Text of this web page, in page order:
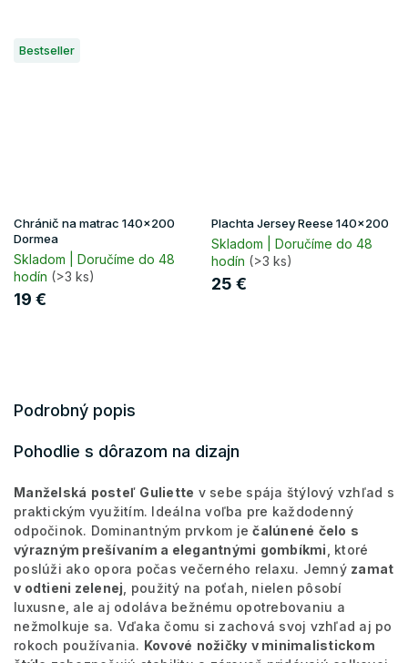
Bestseller
Chránič na matrac 140x200
Dormea
Skladom | Doručíme do 48
hodín (>3 ks)
19 €
Plachta Jersey Reese 140x200
Skladom | Doručíme do 48
hodín (>3 ks)
25 €
Podrobný popis
Pohodlie s dôrazom na dizajn
Manželská posteľ Guliette v sebe spája štýlový vzhľad s
praktickým využitím. Ideálna voľba pre každodenný
odpočinok. Dominantným prvkom ječalúnené čelo s
výrazným prešívaním a elegantnými gombíkmi , ktoré
poslúži ako opora počas večerného relaxu. Jemný zamat
v odtieni zelenej , použitý na poťah, nielen pôsobí
luxusne, ale aj odoláva bežnému opotrebovaniu a
nežmolkuje sa. Vďaka čomu si zachová svoj vzhľad aj po
rokoch používania. Kovové nožičky v minimalistickom